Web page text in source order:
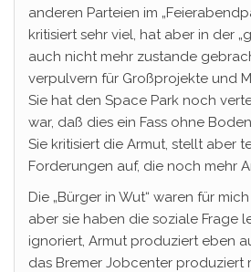
anderen Parteien im
kritisiert sehr viel, hat aber in der
auch nicht mehr zustande
verpulvern für Großprojekte und
Sie hat den Space Park noch
war, daß dies ein Fass ohne
Sie kritisiert die Armut, stellt aber
Forderungen auf, die noch mehr
Die „Bürger in Wut“ waren für
aber sie haben die soziale Frage
ignoriert, Armut produziert eben
das Bremer Jobcenter produziert